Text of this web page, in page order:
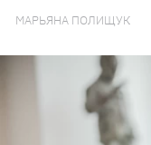
МАРЬЯНА ПОЛИЩУК